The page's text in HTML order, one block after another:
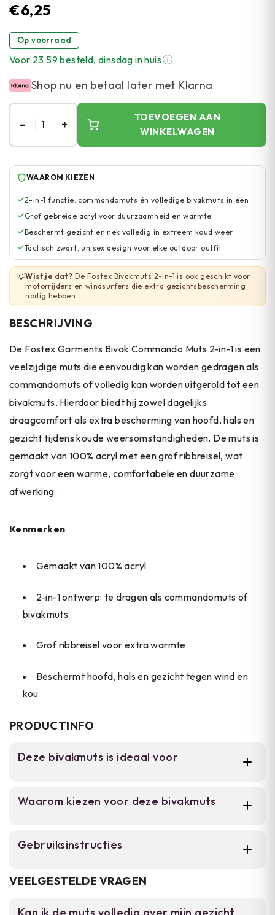
€6,25
Op voorraad
Voor 23:59 besteld, dinsdag in huis
Shop nu en betaal later met Klarna
– 1 +
TOEVOEGEN AAN
WINKELWAGEN
WAAROM KIEZEN
2-in-1 functie: commandomuts én volledige bivakmuts in één
Grof gebreide acryl voor duurzaamheid en warmte
Beschermt gezicht en nek volledig in extreem koud weer
Tactisch zwart, unisex design voor elke outdoor outfit
💡Wist je dat? De Fostex Bivakmuts 2-in-1 is ook geschikt voor
motorrijders en windsurfers die extra gezichtsbescherming
nodig hebben.
BESCHRIJVING
De Fostex Garments Bivak Commando Muts 2-in-1 is een
veelzijdige muts die eenvoudig kan worden gedragen als
commandomuts of volledig kan worden uitgerold tot een
bivakmuts. Hierdoor biedt hij zowel dagelijks
draagcomfort als extra bescherming van hoofd, hals en
gezicht tijdens koude weersomstandigheden. De muts is
gemaakt van 100% acryl met een grof ribbreisel, wat
zorgt voor een warme, comfortabele en duurzame
afwerking.
Kenmerken
Gemaakt van 100% acryl
2-in-1 ontwerp: te dragen als commandomuts of
bivakmuts
Grof ribbreisel voor extra warmte
Beschermt hoofd, hals en gezicht tegen wind en
kou
PRODUCTINFO
Deze bivakmuts is ideaal voor
tactische sporters die een veelzijdige muts
volledige bivakmuts voor extra bescherming
Waarom kiezen voor deze bivakmuts
Werkt als commandomuts én als
Gebreide acrylstof met grof ribbreisel
Gebruiksinstructies
Draag de muts eerst als normale
trekken. Voor extra bescherming in koud weer
VEELGESTELDE VRAGEN